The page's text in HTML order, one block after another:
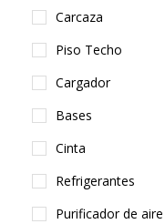
Carcaza
Piso Techo
Cargador
Bases
Cinta
Refrigerantes
Purificador de aire